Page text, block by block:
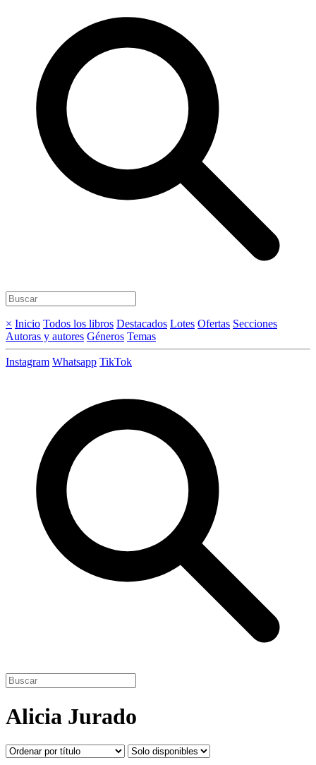
× Inicio Todos los libros Destacados Lotes Ofertas Secciones
Autoras y autores Géneros Temas
Instagram Whatsapp TikTok
Alicia Jurado